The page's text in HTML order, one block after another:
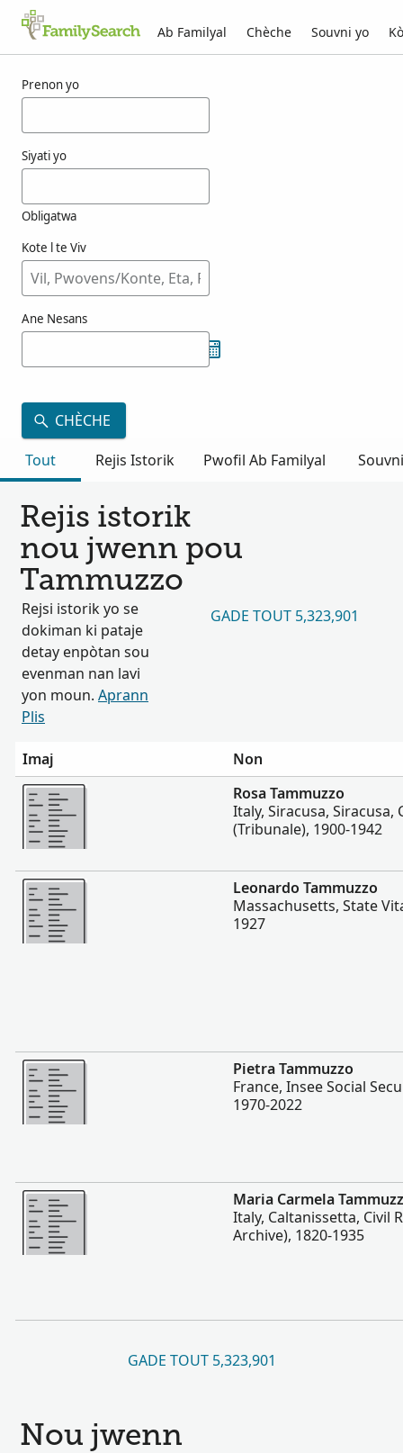
Ab Familyal Chèche Souvni yo
Prenon yo
Siyati yo
Obligatwa
Kote l te Viv
Ane Nesans
CHÈCHE
Tout
Rejis Istorik Pwofil Ab Familyal Souvni
Rejis istorik
nou jwenn pou
Tammuzzo
Rejsi istorik yo se
dokiman ki pataje
detay enpòtan sou
evenman nan lavi
yon moun. Aprann
Plis
GADE TOUT 5,323,901
Imaj
Non
Plis
Rosa Tammuzzo
Italy, Siracusa, Siracusa,
(Tribunale), 1900-1942
Plis
Leonardo Tammuzzo
Massachusetts, State
1927
Plis
Pietra Tammuzzo
France, Insee Social
1970-2022
Plis
Maria Carmela
Italy, Caltanissetta, Civil
Archive), 1820-1935
GADE TOUT 5,323,901
Nou jwenn